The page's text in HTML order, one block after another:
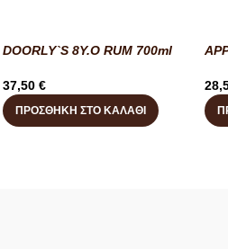
DOORLY`S 8Y.O RUM 700ml
37,50 €
ΠΡΟΣΘΉΚΗ ΣΤΟ ΚΑΛΆΘΙ